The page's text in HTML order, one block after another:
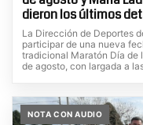
dieron los últimos
La Dirección de Deportes
participar de una nueva
tradicional Maratón Día de
de agosto, con largada a
NOTA CON AUDIO